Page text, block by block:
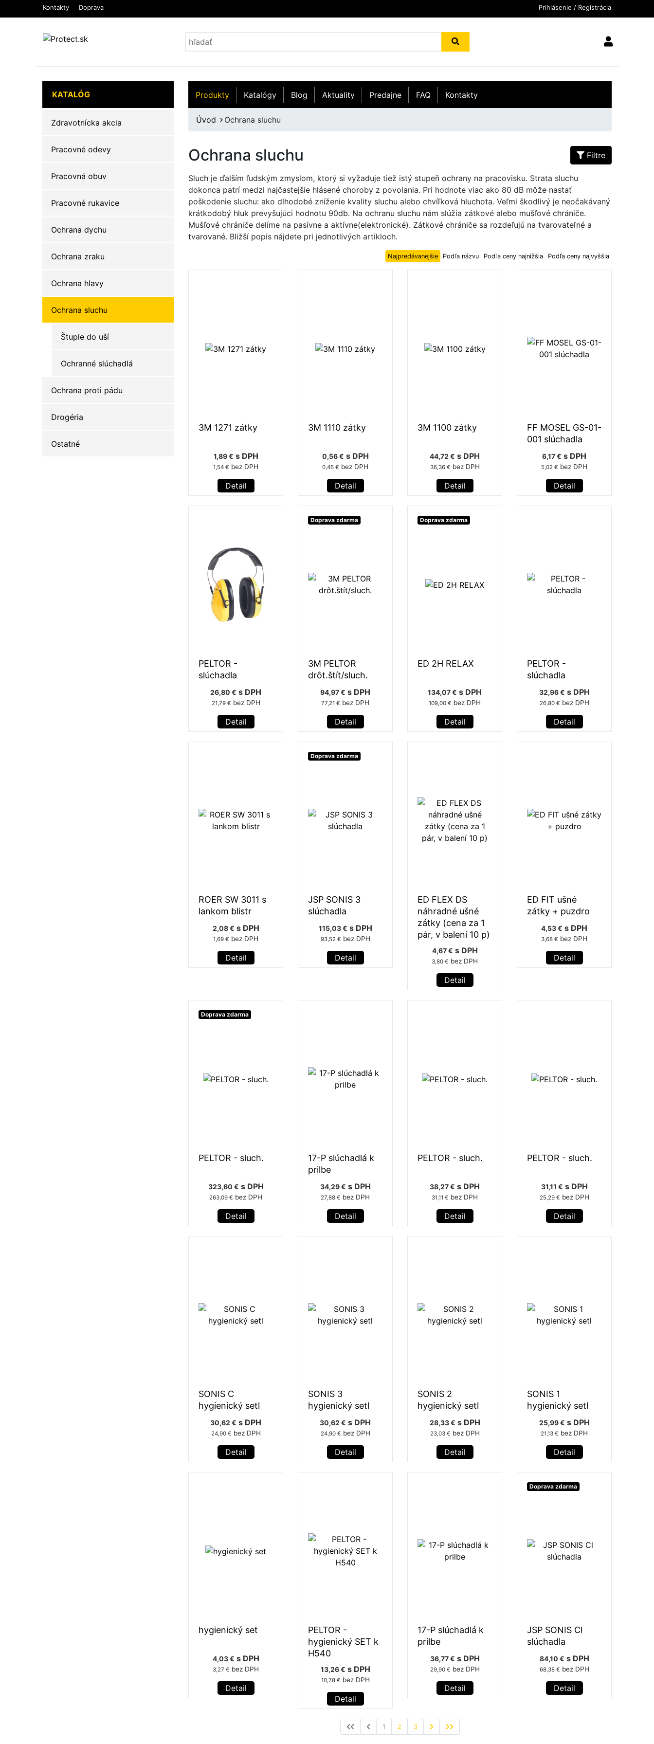
Kontakty Doprava Prihlásenie / Registrácia
KATALÓG
Zdravotnícka akcia
Pracovné odevy
Pracovná obuv
Pracovné rukavice
Ochrana dychu
Ochrana zraku
Ochrana hlavy
Ochrana sluchu
Štuple do uší
Ochranné slúchadlá
Ochrana proti pádu
Drogéria
Ostatné
Produkty Katalógy Blog Aktuality Predajne FAQ Kontakty
Úvod Ochrana sluchu
Filtre
Ochrana sluchu
Sluch je ďalším ľudským zmyslom, ktorý si vyžaduje tiež istý stupeň ochrany na pracovisku. Strata sluchu
dokonca patrí medzi najčastejšie hlásené choroby z povolania. Pri hodnote viac ako 80 dB môže nastať
poškodenie sluchu: ako dlhodobé zníženie kvality sluchu alebo chvíľková hluchota. Veľmi škodlivý je neočakávaný
krátkodobý hluk prevyšujúci hodnotu 90db. Na ochranu sluchu nám slúžia zátkové alebo mušľové chrániče.
Mušľové chrániče delíme na pasívne a aktívne(elektronické). Zátkové chrániče sa rozdeľujú na tvarovateľné a
tvarované. Bližší popis nájdete pri jednotlivých artikloch.
Najpredávanejšie Podľa názvu Podľa ceny najnižšia Podľa ceny najvyššia
3M 1271 zátky
1,89 € s DPH
1,54 € bez DPH
Detail
3M 1110 zátky
0,56 € s DPH
0,46 € bez DPH
Detail
3M 1100 zátky
44,72 € s DPH
36,36 € bez DPH
Detail
FF MOSEL GS-01-
001 slúchadla
6,17 € s DPH
5,02 € bez DPH
Detail
PELTOR -
slúchadla
26,80 € s DPH
21,79 € bez DPH
Detail
Doprava zdarma
3M PELTOR
drôt.štít/sluch.
94,97 € s DPH
77,21 € bez DPH
Detail
Doprava zdarma
ED 2H RELAX
134,07 € s DPH
109,00 € bez DPH
Detail
PELTOR -
slúchadla
32,96 € s DPH
26,80 € bez DPH
Detail
ROER SW 3011 s
lankom blistr
2,08 € s DPH
1,69 € bez DPH
Detail
Doprava zdarma
JSP SONIS 3
slúchadla
115,03 € s DPH
93,52 € bez DPH
Detail
ED FLEX DS
náhradné ušné
zátky (cena za 1
pár, v balení 10 p)
4,67 € s DPH
3,80 € bez DPH
Detail
ED FIT ušné
zátky + puzdro
4,53 € s DPH
3,68 € bez DPH
Detail
Doprava zdarma
PELTOR - sluch.
323,60 € s DPH
263,09 € bez DPH
Detail
17-P slúchadlá k
prilbe
34,29 € s DPH
27,88 € bez DPH
Detail
PELTOR - sluch.
38,27 € s DPH
31,11 € bez DPH
Detail
PELTOR - sluch.
31,11 € s DPH
25,29 € bez DPH
Detail
SONIS C
hygienický setl
30,62 € s DPH
24,90 € bez DPH
Detail
SONIS 3
hygienický setl
30,62 € s DPH
24,90 € bez DPH
Detail
SONIS 2
hygienický setl
28,33 € s DPH
23,03 € bez DPH
Detail
SONIS 1
hygienický setl
25,99 € s DPH
21,13 € bez DPH
Detail
hygienický set
4,03 € s DPH
3,27 € bez DPH
Detail
PELTOR -
hygienický SET k
H540
13,26 € s DPH
10,78 € bez DPH
Detail
17-P slúchadlá k
prilbe
36,77 € s DPH
29,90 € bez DPH
Detail
Doprava zdarma
JSP SONIS Cl
slúchadla
84,10 € s DPH
68,38 € bez DPH
Detail
1 2 3